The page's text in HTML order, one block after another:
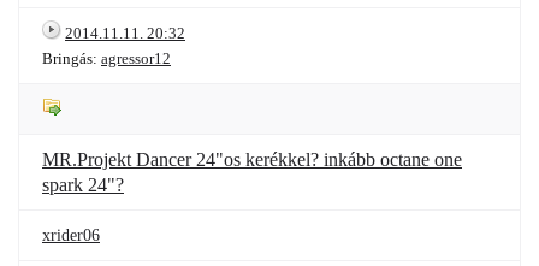
2014.11.11. 20:32
Bringás: agressor12
MR.Projekt Dancer 24"os kerékkel? inkább octane one
spark 24"?
xrider06